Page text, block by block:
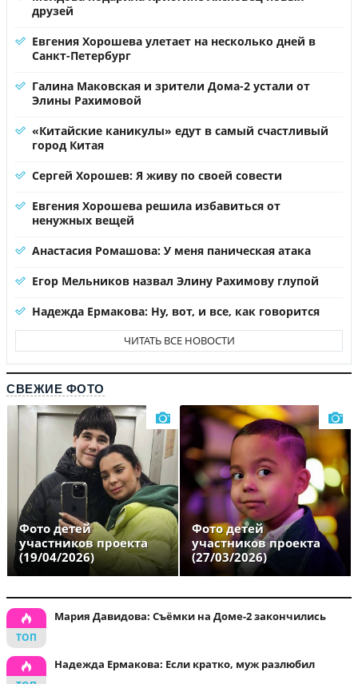
друзей
Евгения Хорошева улетает на несколько дней в
Санкт-Петербург
Галина Маковская и зрители Дома-2 устали от
Элины Рахимовой
«Китайские каникулы» едут в самый счастливый
город Китая
Сергей Хорошев: Я живу по своей совести
Евгения Хорошева решила избавиться от
ненужных вещей
Анастасия Ромашова: У меня паническая атака
Егор Мельников назвал Элину Рахимову глупой
Надежда Ермакова: Ну, вот, и все, как говорится
ЧИТАТЬ ВСЕ НОВОСТИ
СВЕЖИЕ ФОТО
Фото детей
участников проекта
(19/04/2026)
Фото детей
участников проекта
(27/03/2026)
Мария Давидова: Съёмки на Доме-2 закончились
Надежда Ермакова: Если кратко, муж разлюбил